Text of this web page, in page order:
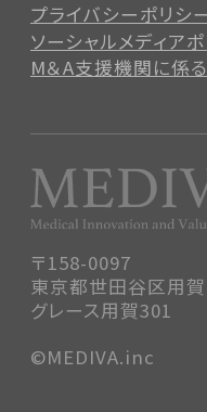
〒158-0097
東京都世田谷区用
グレース用賀301
プライバシーポリシ
ソーシャルメディア
M＆A支援機関に係
©MEDIVA.inc